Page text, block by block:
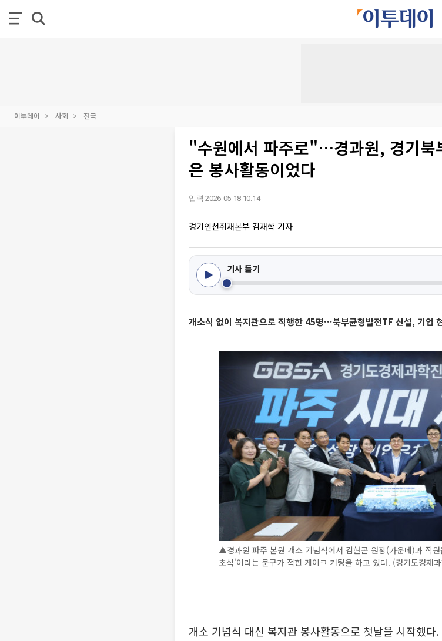
이투데이 사회 전국
"수원에서 파주로"…경과원, 경기북
은 봉사활동이었다
입력 2026-05-18 10:14
경기인천취재본부 김재학 기자
기사 듣기
개소식 없이 복지관으로 직행한 45명…북부균형발전TF 신설, 기업
▲경과원 파주 본원 개소 기념식에서 김현곤 원장(가운데)과 직
초석'이라는 문구가 적힌 케이크 커팅을 하고 있다. (경기도경제
개소 기념식 대신 복지관 봉사활동으로 첫날을 시작했다